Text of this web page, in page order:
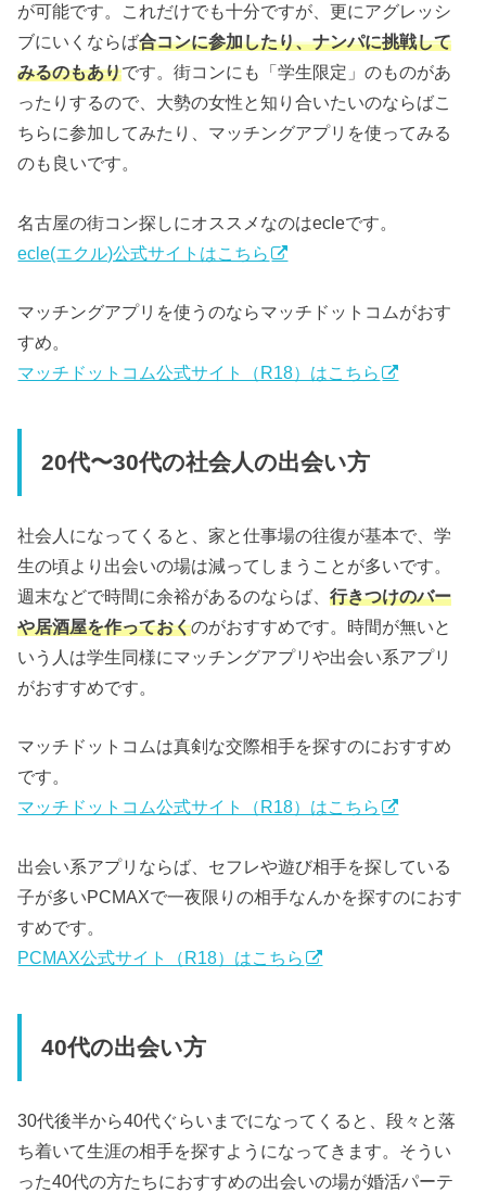
が可能です。これだけでも十分ですが、更にアグレッシ
ブにいくならば合コンに参加したり、ナンパに挑戦して
みるのもありです。街コンにも「学生限定」のものがあ
ったりするので、大勢の女性と知り合いたいのならばこ
ちらに参加してみたり、マッチングアプリを使ってみる
のも良いです。
名古屋の街コン探しにオススメなのはecleです。
ecle(エクル)公式サイトはこちら
マッチングアプリを使うのならマッチドットコムがおす
すめ。
マッチドットコム公式サイト（R18）はこちら
20代〜30代の社会人の出会い方
社会人になってくると、家と仕事場の往復が基本で、学
生の頃より出会いの場は減ってしまうことが多いです。
週末などで時間に余裕があるのならば、行きつけのバー
や居酒屋を作っておくのがおすすめです。時間が無いと
いう人は学生同様にマッチングアプリや出会い系アプリ
がおすすめです。
マッチドットコムは真剣な交際相手を探すのにおすすめ
です。
マッチドットコム公式サイト（R18）はこちら
出会い系アプリならば、セフレや遊び相手を探している
子が多いPCMAXで一夜限りの相手なんかを探すのにおす
すめです。
PCMAX公式サイト（R18）はこちら
40代の出会い方
30代後半から40代ぐらいまでになってくると、段々と落
ち着いて生涯の相手を探すようになってきます。そうい
った40代の方たちにおすすめの出会いの場が婚活パーテ